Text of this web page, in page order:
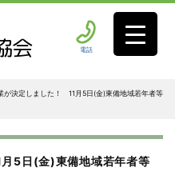
会 電話
が決定しました！ 11月5日(金)東備地域若年者等
5日(金)東備地域若年者等